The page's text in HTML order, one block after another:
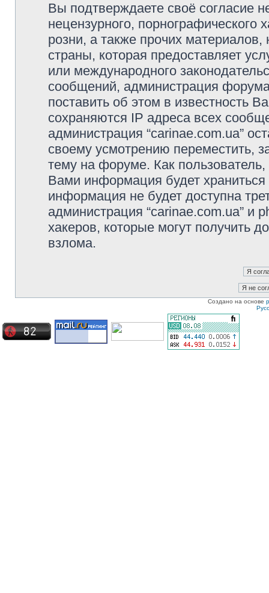
Вы подтверждаете своё согласие
нецензурного, порнографического
розни, а также прочих
страны, которая предоставляет
или международного
сообщений, администрация
поставить об этом в известность
сохраняются IP адреса всех
администрация “carinae.com.ua”
своему усмотрению переместить,
тему на форуме. Как
Вами информация будет
информация не будет доступна
администрация “carinae.com.ua” и
хакеров, которые могут получить
взлома.
Создано на основе